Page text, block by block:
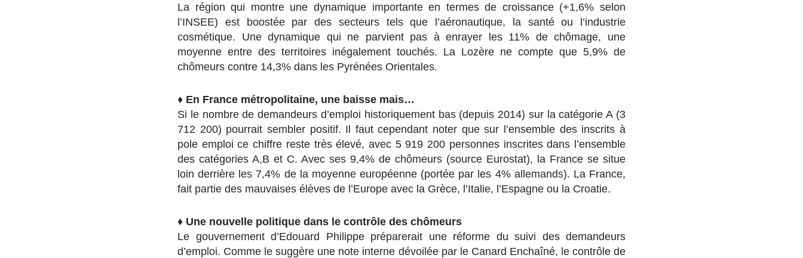
La région qui montre une dynamique importante en termes de croissance (+1,6% selon
l’INSEE) est boostée par des secteurs tels que l’aéronautique, la santé ou l’industrie
cosmétique. Une dynamique qui ne parvient pas à enrayer les 11% de chômage, une
moyenne entre des territoires inégalement touchés. La Lozère ne compte que 5,9% de
chômeurs contre 14,3% dans les Pyrénées Orientales.
♦ En France métropolitaine, une baisse mais…
Si le nombre de demandeurs d’emploi historiquement bas (depuis 2014) sur la catégorie A (3
712 200) pourrait sembler positif. Il faut cependant noter que sur l’ensemble des inscrits à
pole emploi ce chiffre reste très élevé, avec 5 919 200 personnes inscrites dans l’ensemble
des catégories A,B et C. Avec ses 9,4% de chômeurs (source Eurostat), la France se situe
loin derrière les 7,4% de la moyenne européenne (portée par les 4% allemands). La France,
fait partie des mauvaises élèves de l’Europe avec la Grèce, l’Italie, l’Espagne ou la Croatie.
♦ Une nouvelle politique dans le contrôle des chômeurs
Le gouvernement d’Edouard Philippe préparerait une réforme du suivi des demandeurs
d’emploi. Comme le suggère une note interne dévoilée par le Canard Enchaîné, le contrôle de